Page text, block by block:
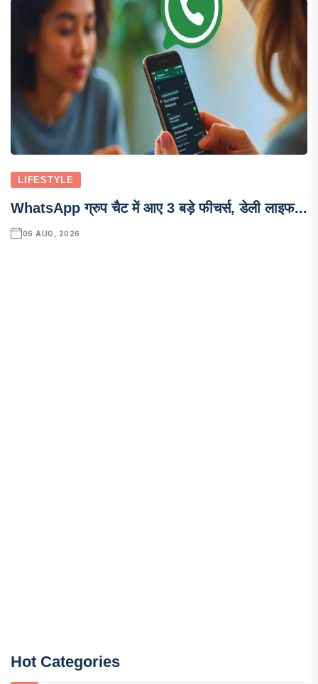
LIFESTYLE
WhatsApp ग्रुप चैट में आए 3 बड़े फीचर्स, डेली लाइफ...
06 AUG, 2026
Hot Categories